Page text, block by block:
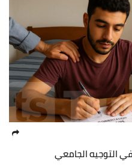
في التوجيه الجامعي